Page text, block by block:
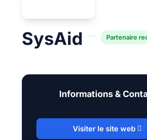
SysAid Partenaire
Informations &
Visiter le site web